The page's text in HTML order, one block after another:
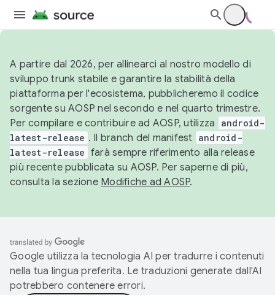
A partire dal 2026, per allinearci al nostro modello di
sviluppo trunk stabile e garantire la stabilità della
piattaforma per l'ecosistema, pubblicheremo il codice
sorgente su AOSP nel secondo e nel quarto trimestre.
Per compilare e contribuire ad AOSP, utilizza
android-
latest-release . Il branch del manifest android-
latest-release farà sempre riferimento alla release
più recente pubblicata su AOSP. Per saperne di più,
consulta la sezione Modifiche ad AOSP.
Google utilizza la tecnologia AI per tradurre i contenuti
nella tua lingua preferita. Le traduzioni generate dall'AI
potrebbero contenere errori.